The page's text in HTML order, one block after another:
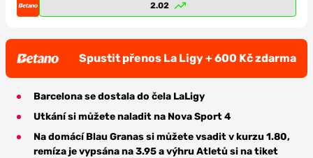
2.02
Spustit přenos La Ligy + 600 Kč zdarma
Barcelona se dostala do čela LaLigy
Utkání si můžete naladit na Nova Sport 4
Na domácí Blau Granas si můžete vsadit v kurzu 1.80,
remíza je vypsána na 3.95 a výhru Atletů si na tiket